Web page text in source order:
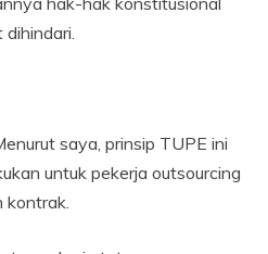
saya, prinsip TUPE ini
untuk pekerja outsourcing